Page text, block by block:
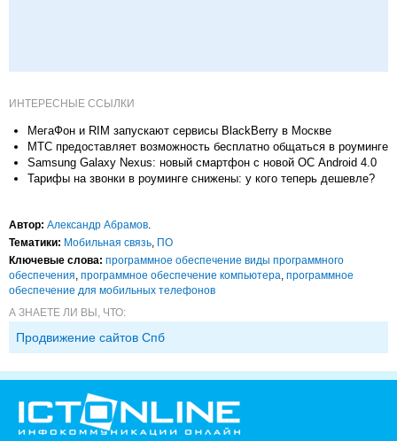
ИНТЕРЕСНЫЕ ССЫЛКИ
МегаФон и RIM запускают сервисы BlackBerry в Москве
МТС предоставляет возможность бесплатно общаться в роуминге
Samsung Galaxy Nexus: новый смартфон с новой ОС Android 4.0
Тарифы на звонки в роуминге снижены: у кого теперь дешевле?
Автор: Александр Абрамов
Тематики: Мобильная связь ПО
Ключевые слова: программное обеспечение виды программного
обеспечения программное обеспечение компьютера программное
обеспечение для мобильных телефонов
А ЗНАЕТЕ ЛИ ВЫ, ЧТО:
Продвижение сайтов Спб